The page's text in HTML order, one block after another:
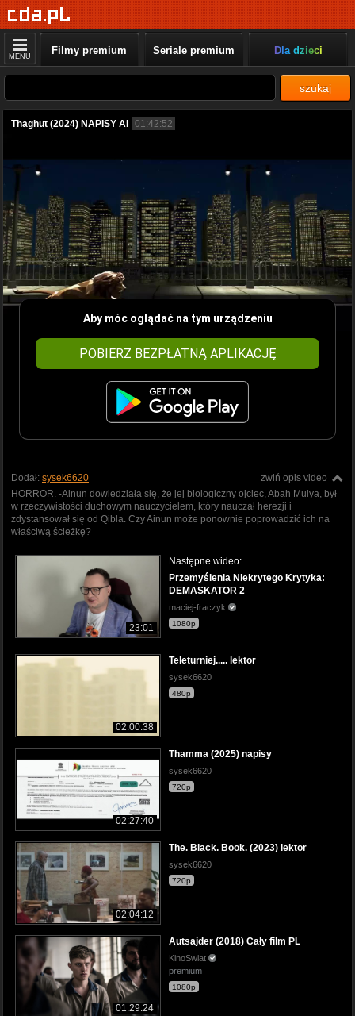
MENU Filmy premium Seriale premium Dla dzieci
szukaj
Thaghut (2024) NAPISY AI 01:42:52
Aby móc oglądać na tym urządzeniu
POBIERZ BEZPŁATNĄ APLIKACJĘ
zwiń opis video
Dodał: sysek6620
HORROR. -Ainun dowiedziała się, że jej biologiczny ojciec, Abah Mulya, był
w rzeczywistości duchowym nauczycielem, który nauczał herezji i
zdystansował się od Qibla. Czy Ainun może ponownie poprowadzić ich na
właściwą ścieżkę?
23:01
Następne wideo:
Przemyślenia Niekrytego Krytyka:
DEMASKATOR 2
maciej-fraczyk
1080p
02:00:38
Teleturniej..... lektor
sysek6620
480p
02:27:40
Thamma (2025) napisy
sysek6620
720p
02:04:12
The. Black. Book. (2023) lektor
sysek6620
720p
01:29:24
Autsajder (2018) Cały film PL
KinoSwiat
premium
1080p